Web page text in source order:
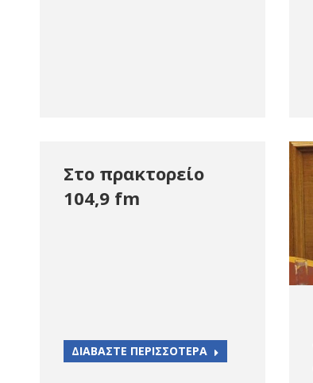
Στο πρακτορείο
104,9 fm
ΔΙΑΒΑΣΤΕ ΠΕΡΙΣΣΟΤΕΡΑ